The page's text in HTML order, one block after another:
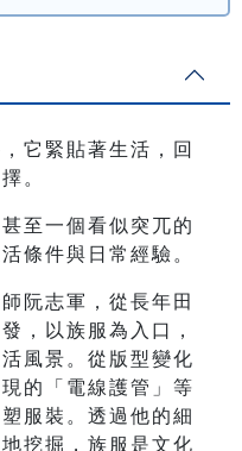
它緊貼著生活，回
。
至一個看似突兀的
條件與日常經驗。
阮志軍，從長年田
，以族服為入口，
風景。從版型變化
的「電線護管」等
服裝。透過他的細
挖掘，族服是文化